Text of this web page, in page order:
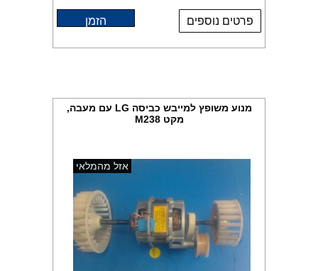
פרטים נוספים הזמן
מנוע משופץ למייבש כביסה LG עם מעבה,
מקט M238
אזל מהמלאי